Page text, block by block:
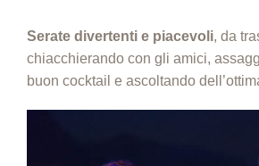
Serate divertenti e piacevoli, da
chiacchierando con gli amici,
buon cocktail e ascoltando